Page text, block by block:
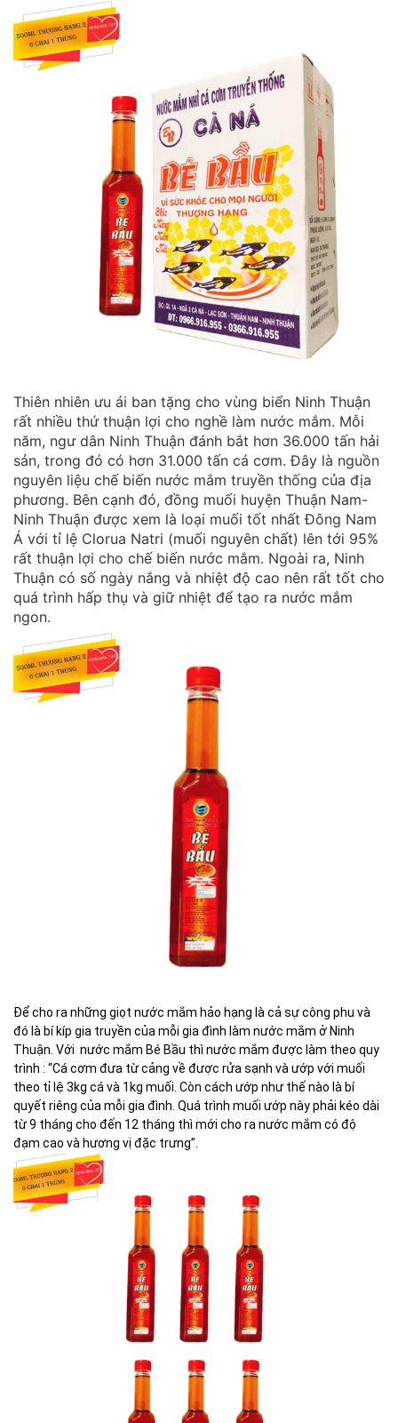
Thiên nhiên ưu ái ban tặng cho vùng biển Ninh Thuận
rất nhiều thứ thuận lợi cho nghề làm nước mắm. Mỗi
năm, ngư dân Ninh Thuận đánh bắt hơn 36.000 tấn hải
sản, trong đó có hơn 31.000 tấn cá cơm. Đây là nguồn
nguyên liệu chế biến nước mắm truyền thống của địa
phương. Bên cạnh đó, đồng muối huyện Thuận Nam-
Ninh Thuận được xem là loại muối tốt nhất Đông Nam
Á với tỉ lệ Clorua Natri (muối nguyên chất) lên tới 95%
rất thuận lợi cho chế biến nước mắm. Ngoài ra, Ninh
Thuận có số ngày nắng và nhiệt độ cao nên rất tốt cho
quá trình hấp thụ và giữ nhiệt để tạo ra nước mắm
ngon.
Để cho ra những giọt nước mắm hảo hạng là cả sự công phu và
đó là bí kíp gia truyền của mỗi gia đình làm nước mắm ở Ninh
Thuận. Với nước mắm Bé Bầu thì nước mắm được làm theo quy
trình : “Cá cơm đưa từ cảng về được rửa sạnh và ướp với muối
theo tỉ lệ 3kg cá và 1kg muối. Còn cách ướp như thế nào là bí
quyết riêng của mỗi gia đình. Quá trình muối ướp này phải kéo dài
từ 9 tháng cho đến 12 tháng thì mới cho ra nước mắm có độ
đạm cao và hương vị đặc trưng”.